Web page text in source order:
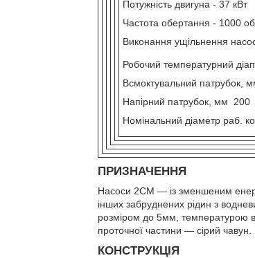
Потужність двигуна - 37 кВт
Частота обертання - 1000
Виконання ущільнення
Робочий температурний
Всмоктувальний патрубок,
Напірний патрубок, мм 200
Номінальний діаметр раб.
ПРИЗНАЧЕННЯ
Насоси 2СМ — із зменшеним
інших забруднених рідин з
розміром до 5мм, температурою
проточної частини — сірий чавун.
КОНСТРУКЦІЯ